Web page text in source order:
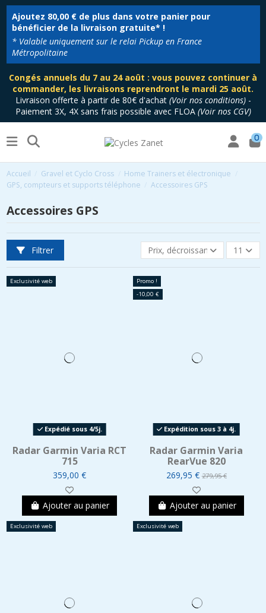
Ajoutez 80,00 €de plus dans votre panier pour
bénéficier de la livraison gratuite* !
* Valable uniquement sur le relai Pickup en France
Métropolitaine
Congés annuels du 7 au 24 août : vous pouvez continuer à
commander, les livraisons reprendront le mardi 25 août.
Livraison offerte à partir de 80€ d'achat (Voir nos conditions)-
Paiement 3X, 4X sans frais possible avec FLOA (Voir nos CGV)
0
Accueil Gravel et Cyclo Cross
Home Trainers et électronique
GPS, compteurs et supports téléphone
Accessoires GPS
Accessoires GPS
Filtrer Prix, décroissant 11
Exclusivité web
Expédié sous 4/5j.
Radar Garmin Varia RCT
715
359,00 €
Ajouter au panier
Promo !
-10,00 €
Expédition sous 3 à 4j.
Radar Garmin Varia
RearVue 820
269,95 €279,95 €
Ajouter au panier
Exclusivité web Exclusivité web